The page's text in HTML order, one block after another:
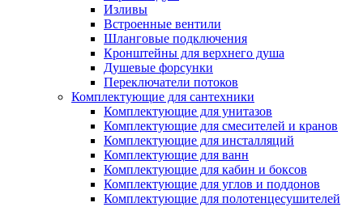
Изливы
Встроенные вентили
Шланговые подключения
Кронштейны для верхнего душа
Душевые форсунки
Переключатели потоков
Комплектующие для сантехники
Комплектующие для унитазов
Комплектующие для смесителей и кранов
Комплектующие для инсталляций
Комплектующие для ванн
Комплектующие для кабин и боксов
Комплектующие для углов и поддонов
Комплектующие для полотенцесушителей